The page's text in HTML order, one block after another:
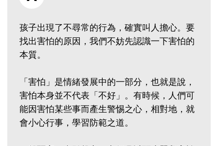
孩子出現了不尋常的行為，確實叫人擔心。要
找出害怕的原因，我們不妨先認識一下害怕的
本質。
「害怕」是情緒發展中的一部分，也就是說，
害怕本身並不代表「不好」。有時候，人們可
能因害怕某些事而產生警惕之心，相對地，就
會小心行事，學習防範之道。